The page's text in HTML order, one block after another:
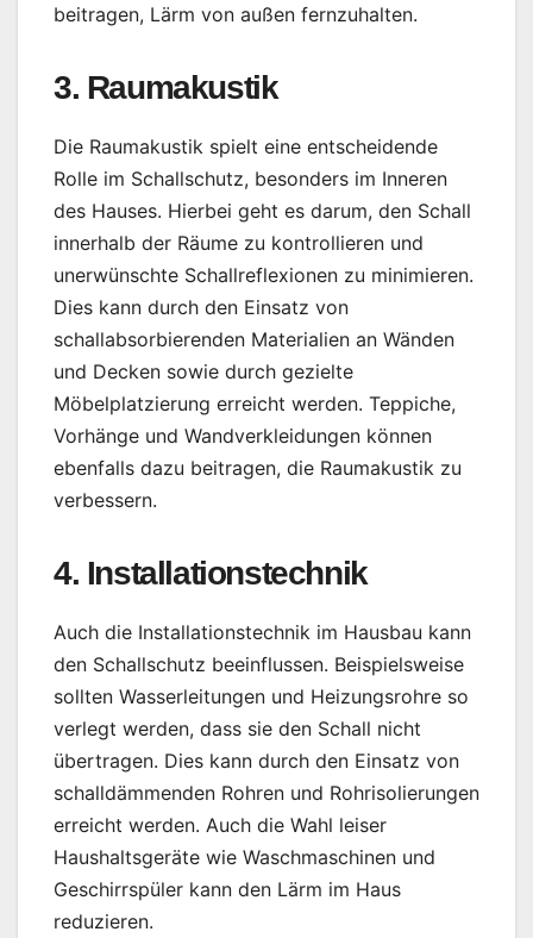
beitragen, Lärm von außen fernzuhalten.
3. Raumakustik
Die Raumakustik spielt eine entscheidende
Rolle im Schallschutz, besonders im Inneren
des Hauses. Hierbei geht es darum, den Schall
innerhalb der Räume zu kontrollieren und
unerwünschte Schallreflexionen zu minimieren.
Dies kann durch den Einsatz von
schallabsorbierenden Materialien an Wänden
und Decken sowie durch gezielte
Möbelplatzierung erreicht werden. Teppiche,
Vorhänge und Wandverkleidungen können
ebenfalls dazu beitragen, die Raumakustik zu
verbessern.
4. Installationstechnik
Auch die Installationstechnik im Hausbau kann
den Schallschutz beeinflussen. Beispielsweise
sollten Wasserleitungen und Heizungsrohre so
verlegt werden, dass sie den Schall nicht
übertragen. Dies kann durch den Einsatz von
schalldämmenden Rohren und Rohrisolierungen
erreicht werden. Auch die Wahl leiser
Haushaltsgeräte wie Waschmaschinen und
Geschirrspüler kann den Lärm im Haus
reduzieren.